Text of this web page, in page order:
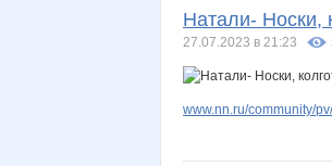
Натали- Носки,
27.07.2023 в 21:23
www.nn.ru/community/